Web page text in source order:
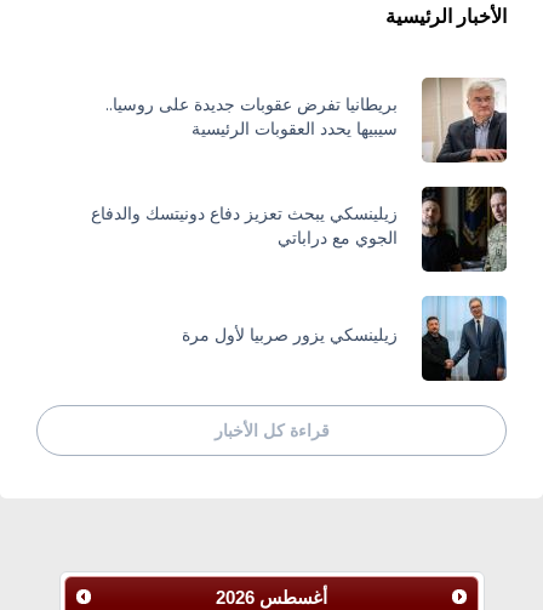
الأخبار الرئيسية
بريطانيا تفرض عقوبات جديدة على روسيا..
سيبيها يحدد العقوبات الرئيسية
زيلينسكي يبحث تعزيز دفاع دونيتسك والدفاع
الجوي مع دراباتي
زيلينسكي يزور صربيا لأول مرة
قراءة كل الأخبار
أغسطس 2026